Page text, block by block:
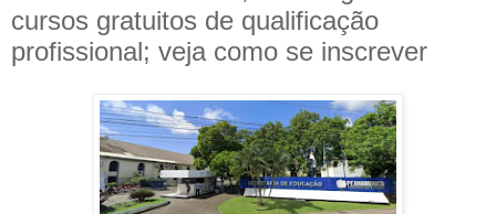
cursos gratuitos de qualificação
profissional; veja como se inscrever